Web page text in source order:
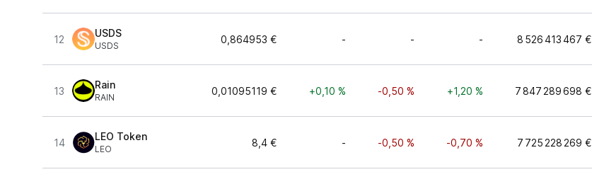
12
USDS
USDS
0,864953 € - - - 8 526 413 467 €
13
Rain
RAIN
0,01095119 € +0,10 % -0,50 % +1,20 % 7 847 289 698 €
14
LEO Token
LEO
8,4 € - -0,50 % -0,70 % 7 725 228 269 €